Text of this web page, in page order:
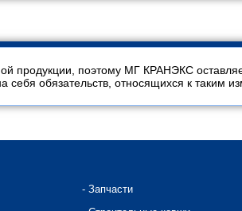
продукции, поэтому МГ КРАНЭКС
обязательств, относящихся к таким
- Запчасти